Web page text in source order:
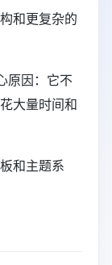
和更复杂的
原因：它不
大量时间和
和主题系